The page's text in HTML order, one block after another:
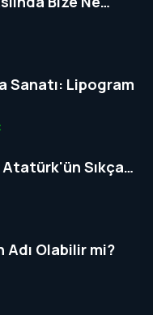
Sanatı: Lipogram
Sıkça
Adı Olabilir mi?